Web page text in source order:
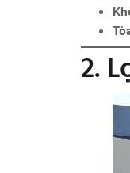
2.